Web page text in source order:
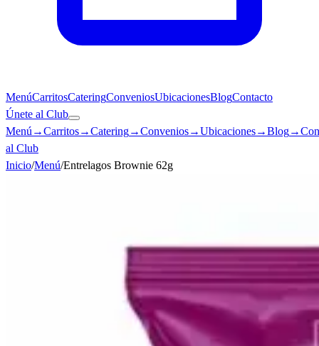
MenúCarritosCateringConveniosUbicacionesBlogContacto
Únete al Club
Menú →Carritos→Catering→Convenios→Ubicaciones→Blog→
al Club
Inicio/Menú/Entrelagos Brownie 62g